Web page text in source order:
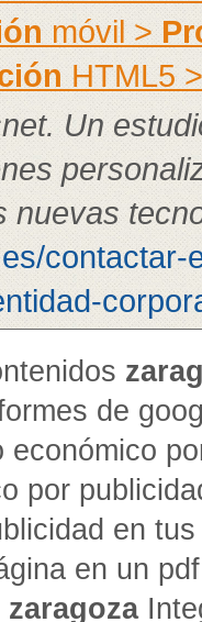
móvil >
HTML5
Un
nuevas
contactar-
de
por
en
en un
zaragoza